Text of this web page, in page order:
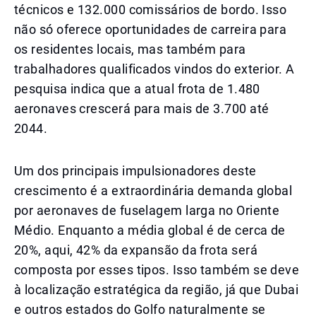
técnicos e 132.000 comissários de bordo. Isso
não só oferece oportunidades de carreira para
os residentes locais, mas também para
trabalhadores qualificados vindos do exterior. A
pesquisa indica que a atual frota de 1.480
aeronaves crescerá para mais de 3.700 até
2044.
Um dos principais impulsionadores deste
crescimento é a extraordinária demanda global
por aeronaves de fuselagem larga no Oriente
Médio. Enquanto a média global é de cerca de
20%, aqui, 42% da expansão da frota será
composta por esses tipos. Isso também se deve
à localização estratégica da região, já que Dubai
e outros estados do Golfo naturalmente se